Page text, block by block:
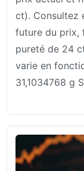
ct). Consultez
future du prix,
pureté de 24
varie en
31,1034768 g